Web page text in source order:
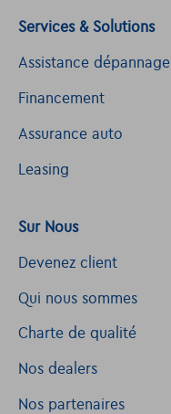
Services & Solutions
Assistance dépannage
Financement
Assurance auto
Leasing
Sur Nous
Devenez client
Qui nous sommes
Charte de qualité
Nos dealers
Nos partenaires